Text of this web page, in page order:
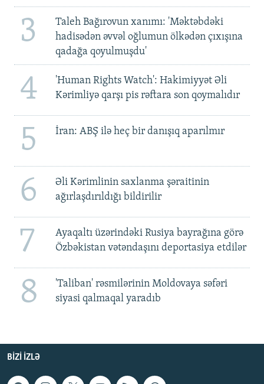
3
Taleh Bağırovun xanımı: 'Məktəbdəki
hadisədən əvvəl oğlumun ölkədən çıxışına
qadağa qoyulmuşdu'
4
'Human Rights Watch': Hakimiyyət Əli
Kərimliyə qarşı pis rəftara son qoymalıdır
5 İran: ABŞ ilə heç bir danışıq aparılmır
6
Əli Kərimlinin saxlanma şəraitinin
ağırlaşdırıldığı bildirilir
7
Ayaqaltı üzərindəki Rusiya bayrağına görə
Özbəkistan vətəndaşını deportasiya etdilər
8
'Taliban' rəsmilərinin Moldovaya səfəri
siyasi qalmaqal yaradıb
BIZI IZLƏ